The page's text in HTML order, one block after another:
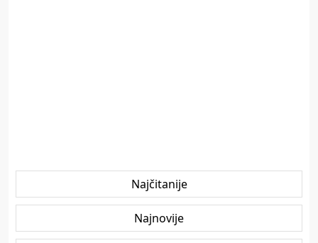
Najčitanije
Najnovije